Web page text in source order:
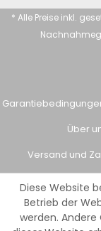
* Alle Preise inkl.
Über
Versand und
©
Diese Website
Betrieb der
werden.